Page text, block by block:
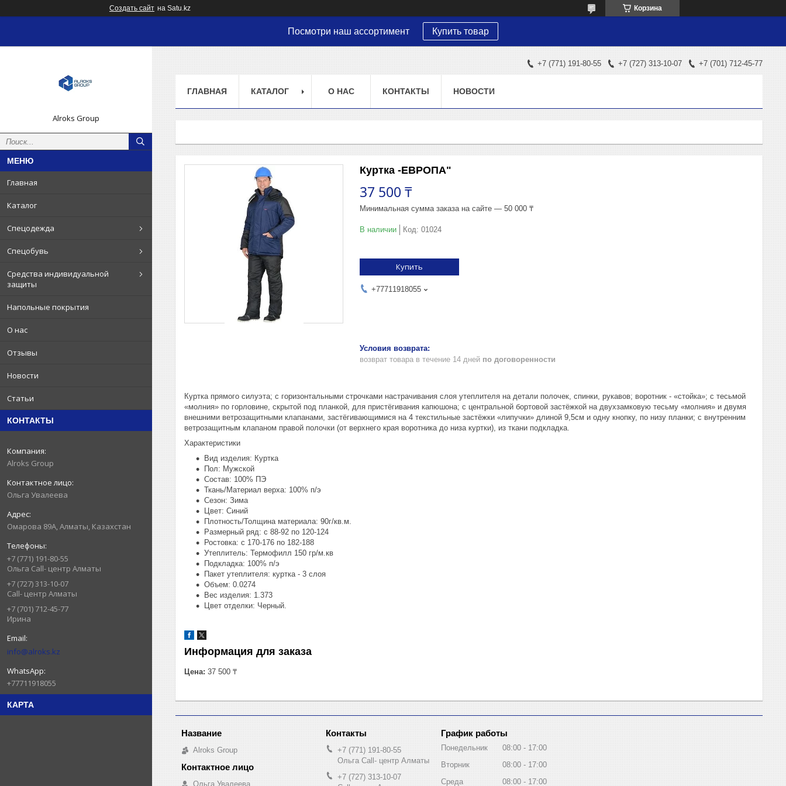
Создать сайт на Satu.kz Корзина
Посмотри наш ассортимент Купить товар
Alroks Group
Главная
Каталог
Спецодежда
Спецобувь
Средства индивидуальной
защиты
Напольные покрытия
О нас
Отзывы
Новости
Статьи
КОНТАКТЫ
Alroks Group
Ольга Увалеева
Омарова 89А, Алматы, Казахстан
+7 (771) 191-80-55
Ольга Call- центр Алматы
+7 (727) 313-10-07
Call- центр Алматы
+7 (701) 712-45-77
Ирина
info@alroks.kz
+77711918055
КАРТА
+7 (771) 191-80-55 +7 (727) 313-10-07 +7 (701) 712-45-77
ГЛАВНАЯ КАТАЛОГ О НАС КОНТАКТЫ НОВОСТИ
Куртка -ЕВРОПА"
37 500 ₸
Минимальная сумма заказа на сайте — 50 000 ₸
В наличии Код: 01024
Купить
+77711918055
возврат товара в течение 14 дней по договоренности
Куртка прямого силуэта; с горизонтальными строчками настрачивания слоя утеплителя на детали полочек, спинки, рукавов; воротник - «стойка»; с тесьмой
«молния» по горловине, скрытой под планкой, для пристёгивания капюшона; с центральной бортовой застёжкой на двухзамковую тесьму «молния» и двумя
внешними ветрозащитными клапанами, застёгивающимися на 4 текстильные застёжки «липучки» длиной 9,5см и одну кнопку, по низу планки; с внутренним
ветрозащитным клапаном правой полочки (от верхнего края воротника до низа куртки), из ткани подкладка.
Характеристики
Вид изделия: Куртка
Пол: Мужской
Состав: 100% ПЭ
Ткань/Материал верха: 100% п/э
Сезон: Зима
Цвет: Синий
Плотность/Толщина материала: 90г/кв.м.
Размерный ряд: с 88-92 по 120-124
Ростовка: с 170-176 по 182-188
Утеплитель: Термофилл 150 гр/м.кв
Подкладка: 100% п/э
Пакет утеплителя: куртка - 3 слоя
Объем: 0.0274
Вес изделия: 1.373
Цвет отделки: Черный.
Информация для заказа
Цена: 37 500 ₸
Alroks Group
Ольга Увалеева
+7 (771) 191-80-55
Ольга Call- центр Алматы
+7 (727) 313-10-07
График работы
Понедельник 08:00
17:00
Вторник
08:00
17:00
Среда
08:00 17:00